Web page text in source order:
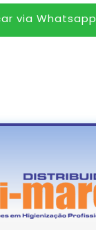
via Whatsapp